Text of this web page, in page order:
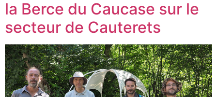
la Berce du Caucase sur le
secteur de Cauterets